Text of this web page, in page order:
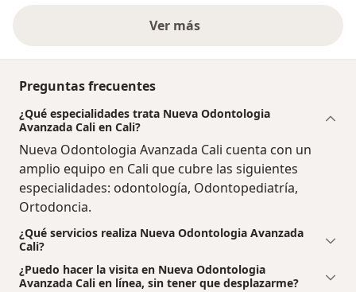
Ver más
Preguntas frecuentes
¿Qué especialidades trata Nueva Odontologia
Avanzada Cali en Cali?
Nueva Odontologia Avanzada Cali cuenta con un
amplio equipo en Cali que cubre las siguientes
especialidades: odontología, Odontopediatría,
Ortodoncia.
¿Qué servicios realiza Nueva Odontologia Avanzada
Cali?
¿Puedo hacer la visita en Nueva Odontologia
Avanzada Cali en línea, sin tener que desplazarme?